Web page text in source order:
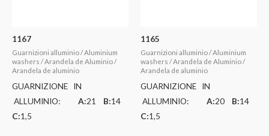
1167
Guarnizioni alluminio / Aluminium
washers / Arandela de Aluminio /
Arandela de aluminio
GUARNIZIONE IN
ALLUMINIO: A:21 B:14
C:1,5
1165
Guarnizioni alluminio / Aluminium
washers / Arandela de Aluminio /
Arandela de aluminio
GUARNIZIONE IN
ALLUMINIO: A:20 B:14
C:1,5